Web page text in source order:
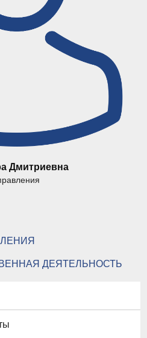
Дмитриевна
ДЕЯТЕЛЬНОСТЬ